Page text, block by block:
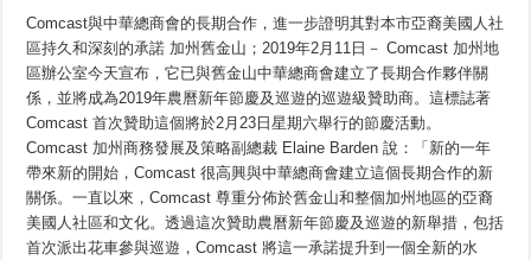
與
金
山
中
華
總
商
會
結
成
多
年
合
Comcast與中華總商會的長期合作，進一步證明其對本市亞裔美國人社
區持久和深刻的承諾 加州舊金山；2019年2月11日－ Comcast 加州地
區辦公室今天宣布，它已與舊金山中華總商會建立了長期合作夥伴關
係，並將成為2019年農曆新年節慶及巡遊的巡遊級贊助商。這標誌著
Comcast 首次贊助這個將於2月23日星期六舉行的節慶活動。
Comcast 加州商務發展及策略副總裁 Elaine Barden 說：「新的一年
帶來新的開始，Comcast 很高興與中華總商會建立這個長期合作的新
關係。一直以來，Comcast 尊重分佈於舊金山和整個加州地區的亞裔
美國人社區和文化。透過這次贊助農曆新年節慶及巡遊的新舉措，包括
首次派出花車參與巡遊，Comcast 將這一承諾提升到一個全新的水